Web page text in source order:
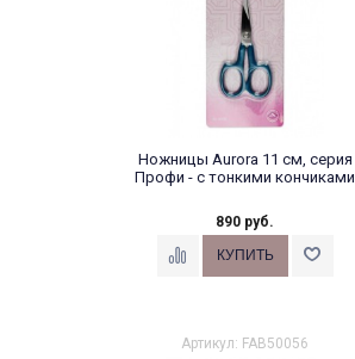
Ножницы Aurora 11 см, серия
Профи - с тонкими кончиками
890 руб.
Артикул: FAB50056